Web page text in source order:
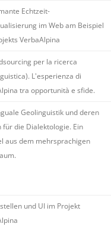
Echtzeit-
im Web am Beispiel
VerbaAlpina
per la ricerca
L'esperienza di
tra opportunità e sfide.
Geolinguistik und deren
für die Dialektologie. Ein
aus dem mehrsprachigen
und UI im Projekt